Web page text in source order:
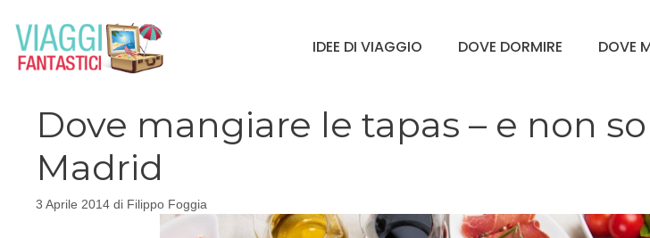
contenuto
IDEE DI VIAGGIO DOVE DORMIRE DOVE
Dove mangiare le tapas – e non
Madrid
3 Aprile 2014 di Filippo Foggia